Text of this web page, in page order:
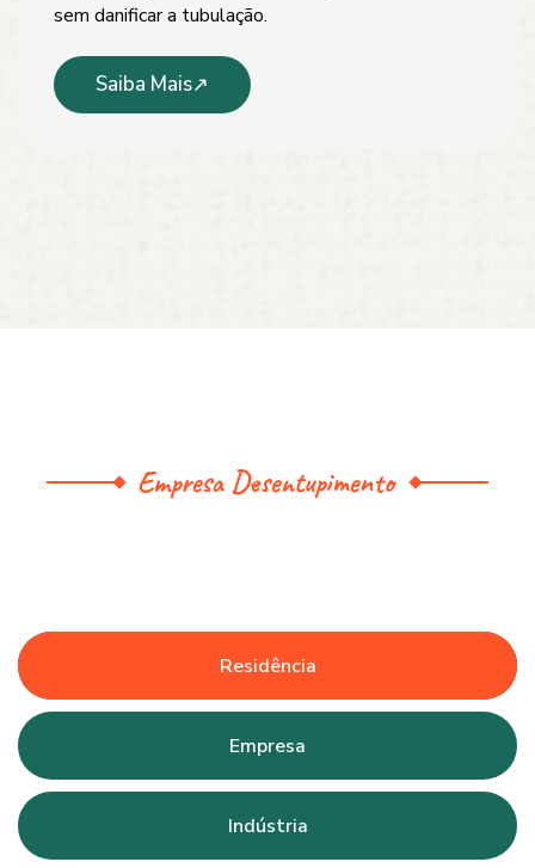
sem danificar a tubulação.
Saiba Mais
Empresa Desentupimento
Residência
Empresa
Indústria